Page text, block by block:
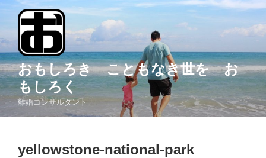
ン
ツ
へ
ス
キ
ッ
おもしろき こともなき世を お
もしろく
離婚コンサルタント
yellowstone-national-park